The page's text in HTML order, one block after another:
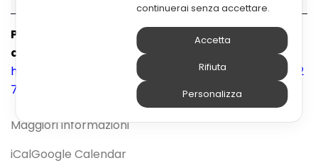
Per riservare il tuo posto al webinar, ecco il link
alla pagina di registrazione:
https://register.gotowebinar.com/register/5656592
7869013600
Maggiori informazioni
iCalGoogle Calendar
continuerai senza accettare.
Accetta
Rifiuta
Personalizza